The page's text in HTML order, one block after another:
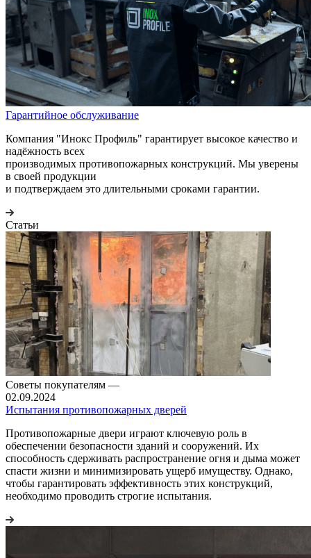
Гарантийное обслуживание
Компания "Инокс Профиль" гарантирует высокое качество и
надёжность всех
производимых противопожарных конструкций. Мы уверены
в своей продукции
и подтверждаем это длительными сроками гарантии.
Статьи
Советы покупателям —
02.09.2024
Испытания противопожарных дверей
Противопожарные двери играют ключевую роль в
обеспечении безопасности зданий и сооружений. Их
способность сдерживать распространение огня и дыма может
спасти жизни и минимизировать ущерб имуществу. Однако,
чтобы гарантировать эффективность этих конструкций,
необходимо проводить строгие испытания.